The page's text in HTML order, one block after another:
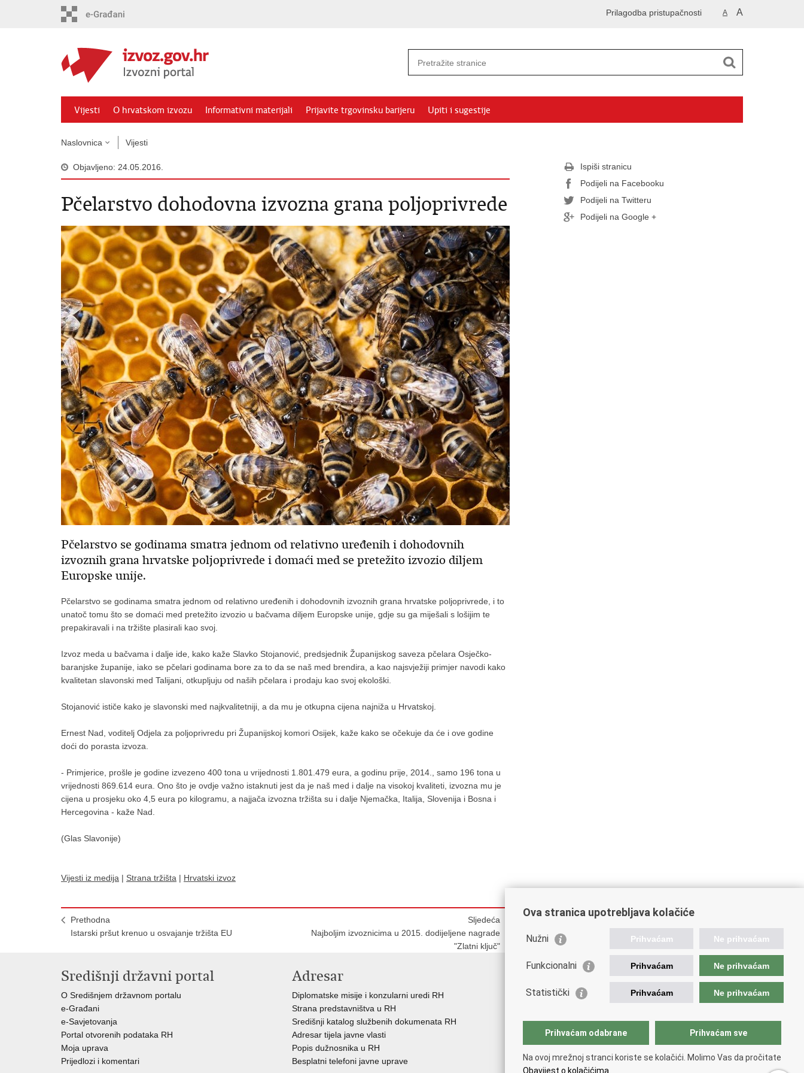
A A
Prilagodba pristupačnosti
Vijesti O hrvatskom izvozu Informativni materijali Prijavite trgovinsku barijeru Upiti i sugestije
Naslovnica Vijesti
Objavljeno: 24.05.2016.
Pčelarstvo dohodovna izvozna grana poljoprivrede
Pčelarstvo se godinama smatra jednom od relativno uređenih i dohodovnih
izvoznih grana hrvatske poljoprivrede i domaći med se pretežito izvozio diljem
Europske unije.
Pčelarstvo se godinama smatra jednom od relativno uređenih i dohodovnih izvoznih grana hrvatske poljoprivrede, i to
unatoč tomu što se domaći med pretežito izvozio u bačvama diljem Europske unije, gdje su ga miješali s lošijim te
prepakiravali i na tržište plasirali kao svoj.
Izvoz meda u bačvama i dalje ide, kako kaže Slavko Stojanović, predsjednik Županijskog saveza pčelara Osječko-
baranjske županije, iako se pčelari godinama bore za to da se naš med brendira, a kao najsvježiji primjer navodi kako
kvalitetan slavonski med Talijani, otkupljuju od naših pčelara i prodaju kao svoj ekološki.
Stojanović ističe kako je slavonski med najkvalitetniji, a da mu je otkupna cijena najniža u Hrvatskoj.
Ernest Nad, voditelj Odjela za poljoprivredu pri Županijskoj komori Osijek, kaže kako se očekuje da će i ove godine
doći do porasta izvoza.
- Primjerice, prošle je godine izvezeno 400 tona u vrijednosti 1.801.479 eura, a godinu prije, 2014., samo 196 tona u
vrijednosti 869.614 eura. Ono što je ovdje važno istaknuti jest da je naš med i dalje na visokoj kvaliteti, izvozna mu je
cijena u prosjeku oko 4,5 eura po kilogramu, a najjača izvozna tržišta su i dalje Njemačka, Italija, Slovenija i Bosna i
Hercegovina - kaže Nad.
(Glas Slavonije)
Vijesti iz medija | Strana tržišta | Hrvatski izvoz
Prethodna
Istarski pršut krenuo u osvajanje tržišta EU
Sljedeća
Najboljim izvoznicima u 2015. dodijeljene nagrade
"Zlatni ključ"
Ispiši stranicu
Podijeli na Facebooku
Podijeli na Twitteru
Podijeli na Google +
Središnji državni portal
O Središnjem državnom portalu
e-Građani
e-Savjetovanja
Portal otvorenih podataka RH
Moja uprava
Prijedlozi i komentari
Adresar
Diplomatske misije i konzularni uredi RH
Strana predstavništva u RH
Središnji katalog službenih dokumenata RH
Adresar tijela javne vlasti
Popis dužnosnika u RH
Besplatni telefoni javne uprave
Korisne poveznice
Gospodarska diplomacija
Hrvatski izvoznici
Hrvatska udruga poslodavaca
Hrvatska obrtnička komora
Europska komisija
Ova stranica upotrebljava kolačiće
Nužni Prihvaćam Ne prihvaćam
Funkcionalni Prihvaćam Ne prihvaćam
Statistički Prihvaćam Ne prihvaćam
Prihvaćam odabrane Prihvaćam sve
Na ovoj mrežnoj stranci koriste se kolačići. Molimo Vas da pročitate
Obavijest o kolačićima.